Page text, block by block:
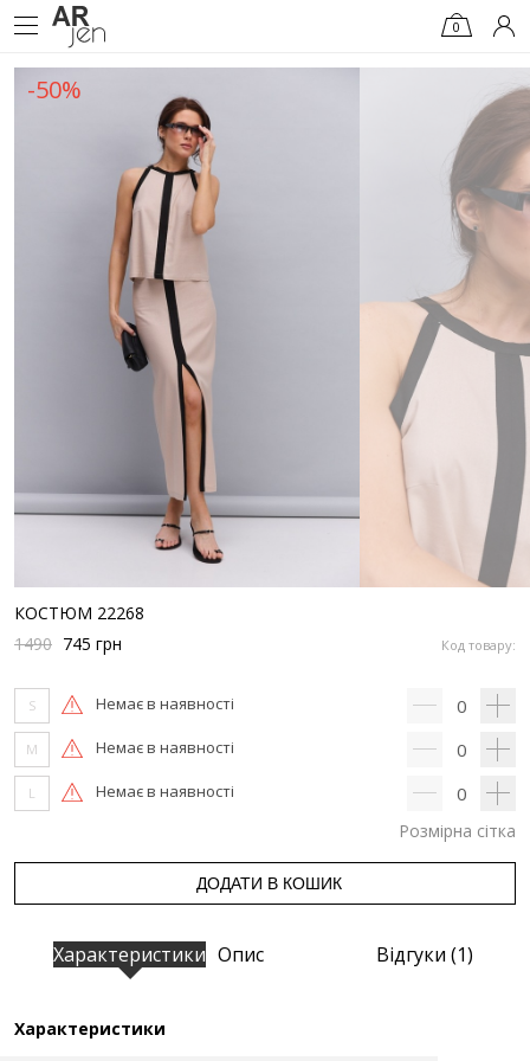
0
-50%
КОСТЮМ 22268
Код товару:
1490 745 грн
S Немає в наявності 0
M Немає в наявності 0
L Немає в наявності 0
Розмірна сітка
ДОДАТИ В КОШИК
Характеристики Опис Відгуки (1)
Характеристики